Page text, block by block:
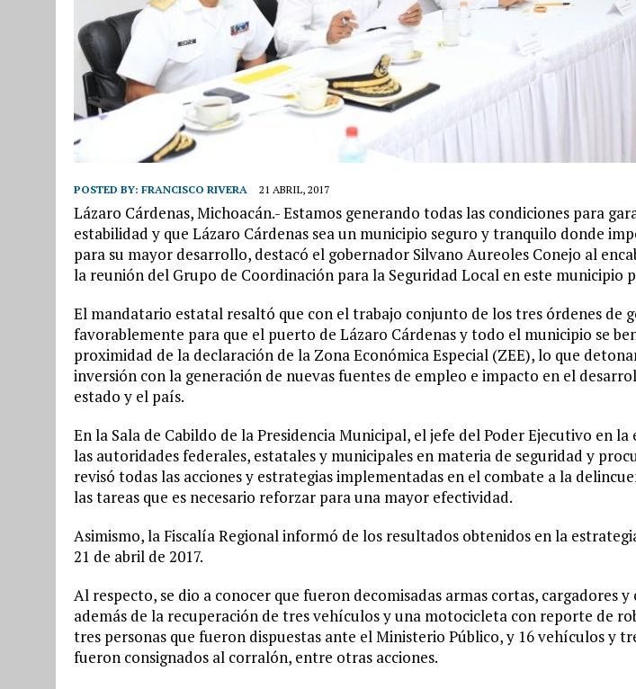
POSTED BY: FRANCISCO RIVERA 21 ABRIL, 2017
Lázaro Cárdenas, Michoacán.- Estamos generando todas las condiciones para
estabilidad y que Lázaro Cárdenas sea un municipio seguro y tranquilo donde
para su mayor desarrollo, destacó el gobernador Silvano Aureoles Conejo al
la reunión del Grupo de Coordinación para la Seguridad Local en este municipio
El mandatario estatal resaltó que con el trabajo conjunto de los tres órdenes de
favorablemente para que el puerto de Lázaro Cárdenas y todo el municipio se
proximidad de la declaración de la Zona Económica Especial (ZEE), lo que
inversión con la generación de nuevas fuentes de empleo e impacto en el
estado y el país.
En la Sala de Cabildo de la Presidencia Municipal, el jefe del Poder Ejecutivo en
las autoridades federales, estatales y municipales en materia de seguridad y
revisó todas las acciones y estrategias implementadas en el combate a la
las tareas que es necesario reforzar para una mayor efectividad.
Asimismo, la Fiscalía Regional informó de los resultados obtenidos en la
21 de abril de 2017.
Al respecto, se dio a conocer que fueron decomisadas armas cortas, cargadores
además de la recuperación de tres vehículos y una motocicleta con reporte de
tres personas que fueron dispuestas ante el Ministerio Público, y 16 vehículos y
fueron consignados al corralón, entre otras acciones.